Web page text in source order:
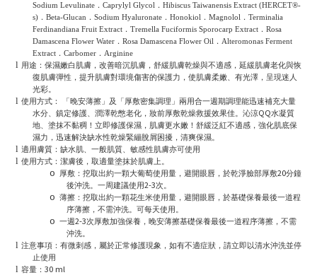
Sodium Levulinate．Caprylyl Glycol．Hibiscus Taiwanensis Extract (HERCET®-
s)．Beta-Glucan．Sodium Hyaluronate．Honokiol．Magnolol．Terminalia
Ferdinandiana Fruit Extract．Tremella Fuciformis Sporocarp Extract．Rosa
Damascena Flower Water．Rosa Damascena Flower Oil．Alteromonas Ferment
Extract．Carbomer．Arginine
l 用途：保濕嫩白肌膚，改善暗沉肌膚，舒緩肌膚乾燥與不適感，延緩肌膚老化與恢
復肌膚彈性，提升肌膚對環境傷害的保護力，使肌膚柔嫩、有光澤，呈現迷人
光彩。
l 使用方式：
「晚安薄擦」及「厚敷密集調理」兩用合一週期調理能迅速補充大量
水分、鎮定修護、潤澤乾憋老化，妝前厚敷乾燥救援效果佳。沁涼QQ水凝質
地、塗抹不黏稠！立即修護保濕，肌膚更水嫩！舒緩泛紅不適感，強化肌底保
濕力，迅速解決缺水性乾燥緊繃脫屑困擾，清爽保濕。
l 適用膚質：缺水肌、一般肌質、敏感性肌膚亦可使用
l 使用方式：潔膚後，取適量塗抹於肌膚上。
o 厚敷：挖取出約一顆大葡萄使用量，避開眼唇，於乾淨臉部厚敷20分鐘
後沖洗。一周建議使用2-3次。
o 薄擦：挖取出約一顆花生米使用量，避開眼唇，於基礎保養最後一道程
序薄擦，不需沖洗。可每天使用。
o 一週2-3次厚敷加強保養，晚安薄擦基礎保養最後一道程序薄擦，不需
沖洗。
l 注意事項：有微刺感，屬於正常修護現象，如有不適症狀，請立即以清水沖洗並停
止使用
l 容量： 30 ml